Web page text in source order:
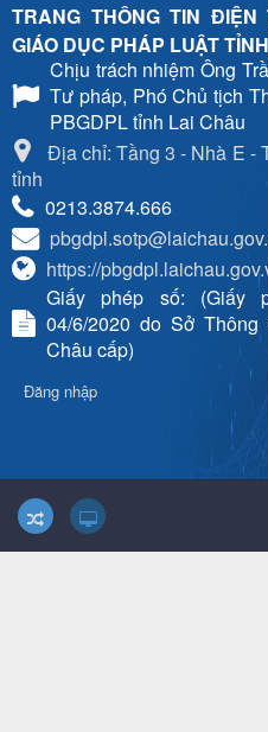
TRANG THÔNG TIN
GIÁO DỤC PHÁP LUẬT
Chịu trách nhiệmÔng
Tư pháp, Phó Chủ tịch
PBGDPL tỉnh Lai Châu
Địa chỉ: Tầng 3 - Nhà E -
tỉnh
0213.3874.666
https://
Giấy phép số: (Giấy
04/6/2020 do Sở
Châu cấp)
Đăng nhập